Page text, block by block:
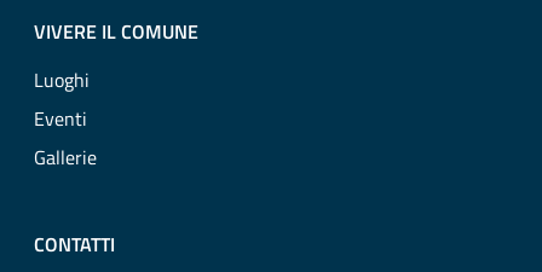
VIVERE IL COMUNE
Luoghi
Eventi
Gallerie
CONTATTI